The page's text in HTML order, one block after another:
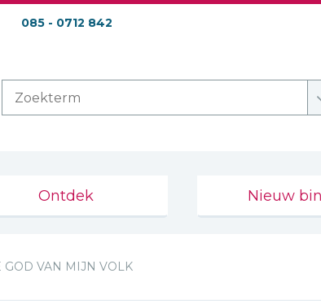
085 - 0712 842
Ontdek Nieuw
GOD VAN MIJN VOLK